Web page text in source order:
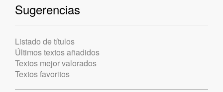
Sugerencias
Listado de títulos
Últimos textos añadidos
Textos mejor valorados
Textos favoritos